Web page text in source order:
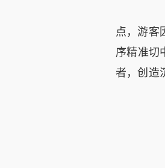
点，游客
序精准切
者，创造